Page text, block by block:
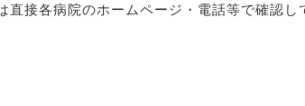
接各病院のホームページ・電話等で確認し